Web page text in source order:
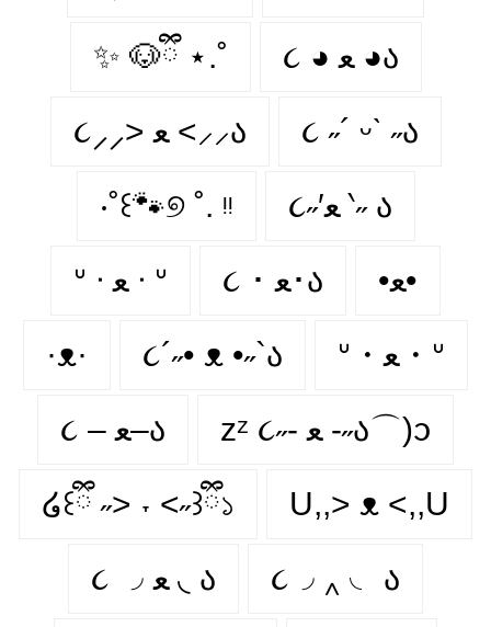
✨ 🐶ྀི ⋆.˚ ૮ ◕ ﻌ ◕ა
૮⸝⸝> ﻌ <⸝⸝ა ૮ ˶´ ᵕˋ ˶ა
‧˚꒰🐾୭ ˚. ᵎᵎ ૮˶′ﻌ ‵˶ ა
ᐡ ᐧ ﻌ ᐧ ᐡ ૮ ･ ﻌ･ა •ﻌ•
·ᴥ· ૮´˶• ᴥ •˶`ა ᐡ・ﻌ・ᐡ
૮ – ﻌ–ა zᶻ ૮˶- ﻌ -˶ა⌒)ᦱ
໒꒰ྀི ˶> ˕ <˶꒱ྀི১ U,,> ᴥ <,,U
૮ ◞ ﻌ ◟ ა ૮◞ ‸ ◟ ა